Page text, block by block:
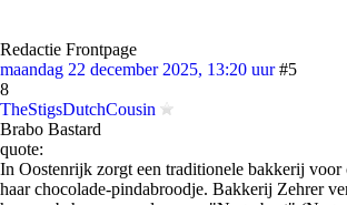
Redactie Frontpage
maandag 22 december 2025, 13:20 uur #5
8
TheStigsDutchCousin
Brabo Bastard
quote:
In Oostenrijk zorgt een traditionele bakkerij voor
haar chocolade-pindabroodje. Bakkerij Zehrer